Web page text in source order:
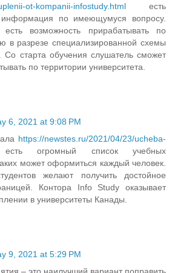
ot-kompanii-infostudy.html есть
по имеющумуся вопросу.
возможность прирабатывать по
в разрезе специализированной схемы
Со старта обучения слушатель сможет
по территории университета.
6, 2021 at 9:08 PM
https://newstes.ru/2021/04/23/ucheba-
огромный список учебных
может оформиться каждый человек.
желают получить достойное
Контора Info Study оказывает
в университеты Канады.
9, 2021 at 5:29 PM
– это наилучший вариант поправить